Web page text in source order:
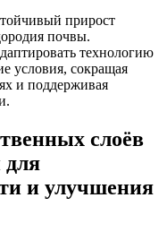
прирост
почвы.
технологию
условия, сокращая
и поддерживая
слоёв
для
и улучшения